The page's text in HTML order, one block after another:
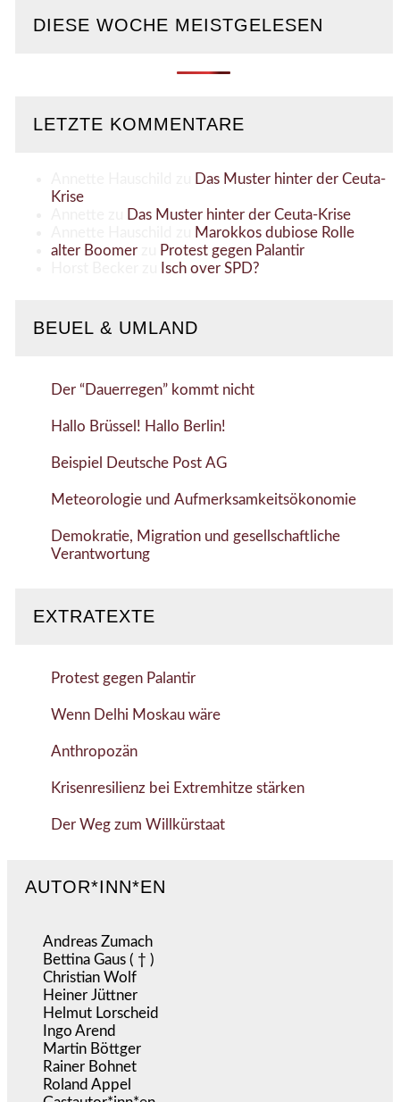
DIESE WOCHE MEISTGELESEN
LETZTE KOMMENTARE
Das Muster hinter der Ceuta-
Krise
Das Muster hinter der Ceuta-Krise
Marokkos dubiose Rolle
alter Boomerzu
Protest gegen Palantir
Isch over SPD?
BEUEL & UMLAND
Der “Dauerregen” kommt nicht
Hallo Brüssel! Hallo Berlin!
Beispiel Deutsche Post AG
Meteorologie und Aufmerksamkeitsökonomie
Demokratie, Migration und gesellschaftliche
Verantwortung
EXTRATEXTE
Protest gegen Palantir
Wenn Delhi Moskau wäre
Anthropozän
Krisenresilienz bei Extremhitze stärken
Der Weg zum Willkürstaat
AUTOR*INN*EN
Andreas Zumach
Bettina Gaus ( † )
Christian Wolf
Heiner Jüttner
Helmut Lorscheid
Ingo Arend
Martin Böttger
Rainer Bohnet
Roland Appel